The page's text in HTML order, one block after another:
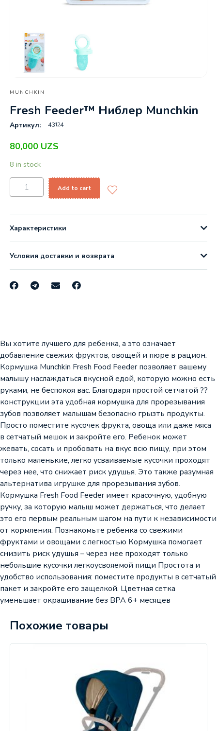
MUNCHKIN
Fresh Feeder™ Ниблер Munchkin
Артикул: 43124
80,000 UZS
8 in stock
Add to cart
Характеристики
Условия доставки и возврата
Вы хотите лучшего для ребенка, а это означает
добавление свежих фруктов, овощей и пюре в рацион.
Кормушка Munchkin Fresh Food Feeder позволяет вашему
малышу наслаждаться вкусной едой, которую можно есть
руками, не беспокоя вас. Благодаря простой сетчатой ??
конструкции эта удобная кормушка для прорезывания
зубов позволяет малышам безопасно грызть продукты.
Просто поместите кусочек фрукта, овоща или даже мяса
в сетчатый мешок и закройте его. Ребенок может
жевать, сосать и пробовать на вкус всю пищу, при этом
только маленькие, легко усваиваемые кусочки проходят
через нее, что снижает риск удушья. Это также разумная
альтернатива игрушке для прорезывания зубов.
Кормушка Fresh Food Feeder имеет красочную, удобную
ручку, за которую малыш может держаться, что делает
это его первым реальным шагом на пути к независимости
от кормления. Познакомьте ребенка со свежими
фруктами и овощами с легкостью Кормушка помогает
снизить риск удушья – через нее проходят только
небольшие кусочки легкоусвояемой пищи Простота и
удобство использования: поместите продукты в сетчатый
пакет и закройте его защелкой. Цветная сетка
уменьшает окрашивание без BPA 6+ месяцев
Похожие товары